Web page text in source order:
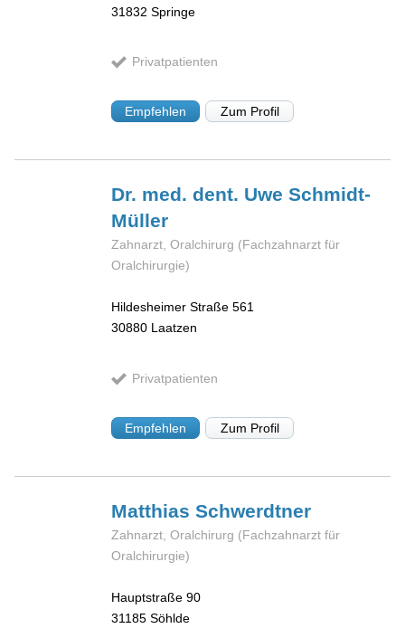
31832 Springe
Privatpatienten
Empfehlen Zum Profil
Dr. med. dent. UweSchmidt-
Müller
Zahnarzt, Oralchirurg (Fachzahnarzt für
Oralchirurgie)
Hildesheimer Straße 561
30880 Laatzen
Privatpatienten
Empfehlen Zum Profil
MatthiasSchwerdtner
Zahnarzt, Oralchirurg (Fachzahnarzt für
Oralchirurgie)
Hauptstraße 90
31185 Söhlde